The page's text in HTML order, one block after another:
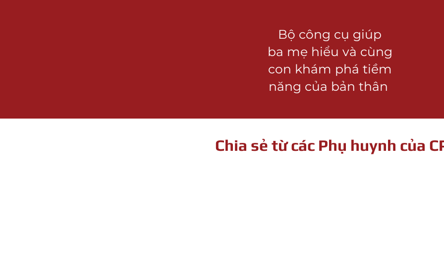
Chia sẻ từ các Phụ huynh của
Bộ công cụ giúp
ba mẹ hiểu và cùng
con khám phá tiềm
năng của bản thân